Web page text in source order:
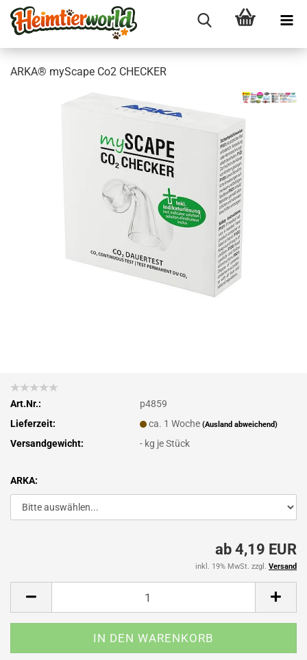
ARKA® myS­cape Co2 CHE­CKER
Art.Nr.:
p4859
Lieferzeit:
ca. 1 Woche(Ausland abweichend)
Versandgewicht: - kg je Stück
ARKA:
ab 4,19 EUR
inkl. 19% MwSt. zzgl. Versand